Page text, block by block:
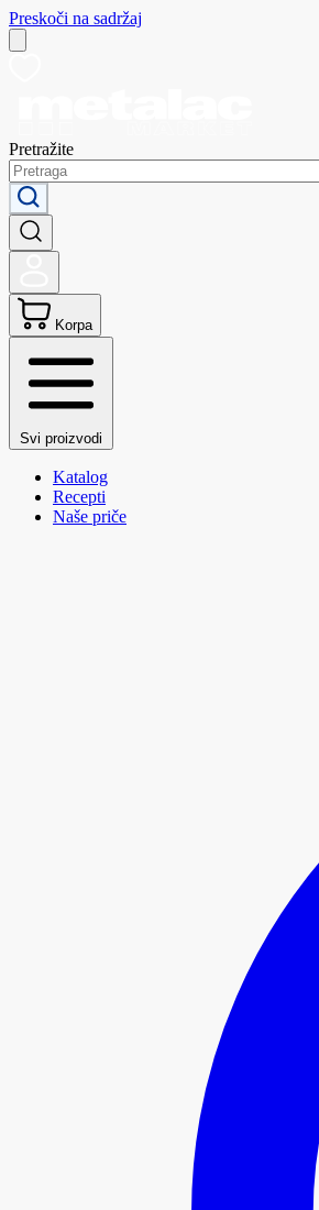
Preskoči na sadržaj
Pretražite
Korpa
Svi proizvodi
Katalog
Recepti
Naše priče